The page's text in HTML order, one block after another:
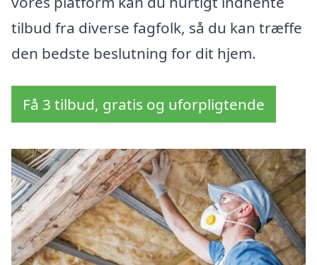
tilbud fra diverse fagfolk, så du kan træffe
den bedste beslutning for dit hjem.
Få 3 tilbud, gratis og uforpligtende